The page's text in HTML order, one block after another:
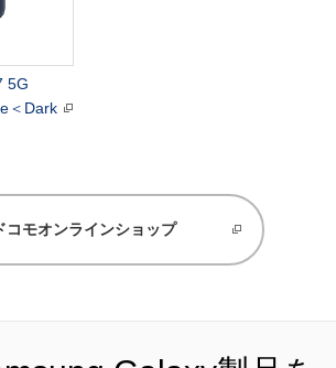
5G
＜Dark
コモオンラインショップ